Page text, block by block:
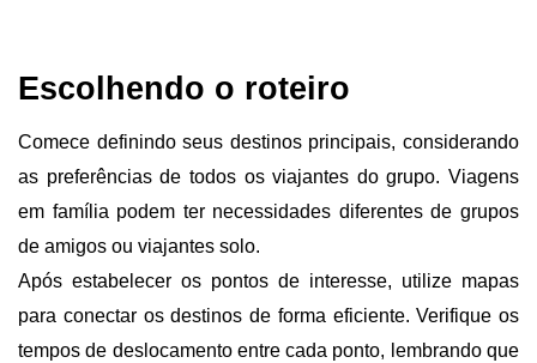
Escolhendo o roteiro
Comece definindo seus destinos principais, considerando
as preferências de todos os viajantes do grupo. Viagens
em família podem ter necessidades diferentes de grupos
de amigos ou viajantes solo.
Após estabelecer os pontos de interesse, utilize mapas
para conectar os destinos de forma eficiente. Verifique os
tempos de deslocamento entre cada ponto, lembrando que